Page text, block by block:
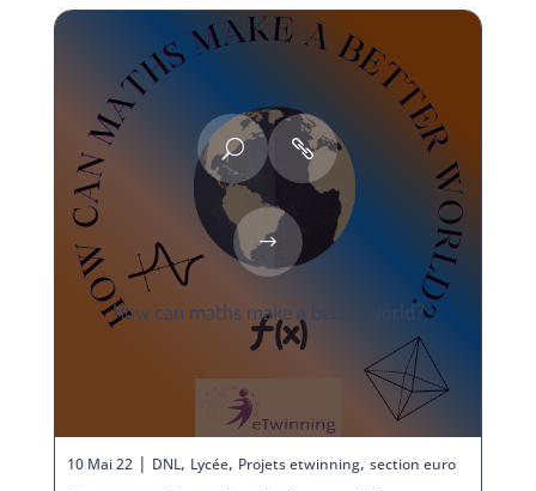
How can maths make a better world?
10 Mai 22| DNL, Lycée, Projets etwinning, section euro